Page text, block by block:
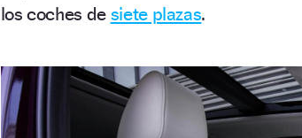
los coches de siete plazas.